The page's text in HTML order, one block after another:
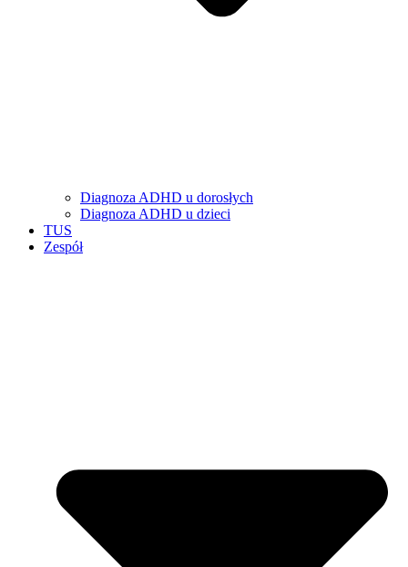
Diagnoza ADHD u dorosłych
Diagnoza ADHD u dzieci
TUS
Zespół